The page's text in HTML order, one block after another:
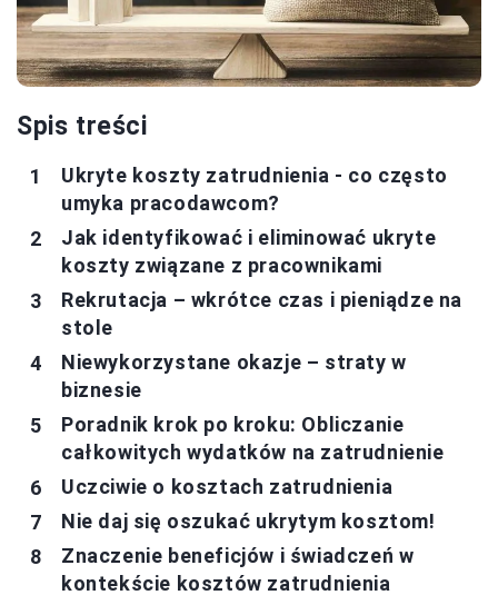
Spis treści
Ukryte koszty zatrudnienia - co często
umyka pracodawcom?
Jak identyfikować i eliminować ukryte
koszty związane z pracownikami
Rekrutacja – wkrótce czas i pieniądze na
stole
Niewykorzystane okazje – straty w
biznesie
Poradnik krok po kroku: Obliczanie
całkowitych wydatków na zatrudnienie
Uczciwie o kosztach zatrudnienia
Nie daj się oszukać ukrytym kosztom!
Znaczenie beneficjów i świadczeń w
kontekście kosztów zatrudnienia